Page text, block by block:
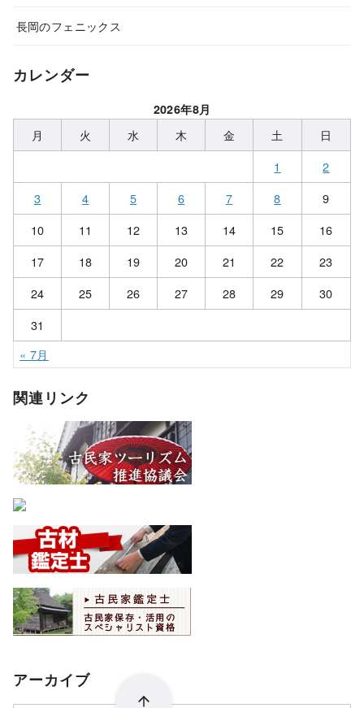
長岡のフェニックス
カレンダー
2026年8月
月 火 水 木 金 土
日
1
2
3
4 5 6 7 8
9
10
11 12 13 14 15
16
17
18 19 20 21 22
23
24
25 26 27 28 29
30
31
« 7月
関連リンク
アーカイブ